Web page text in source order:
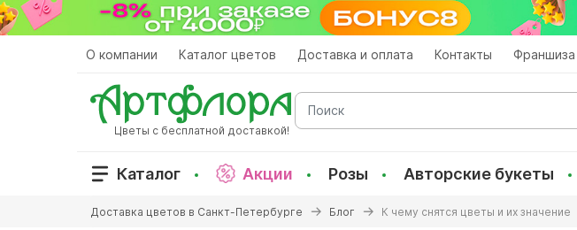
Перейти
к
О компании Каталог цветов Доставка и оплата Контакты Франшиза
Цветы с бесплатной доставкой!
Поиск
Каталог Акции Розы Авторские букеты
здесь
Доставка цветов в Санкт-Петербурге Блог К чему снятся цветы и их значение